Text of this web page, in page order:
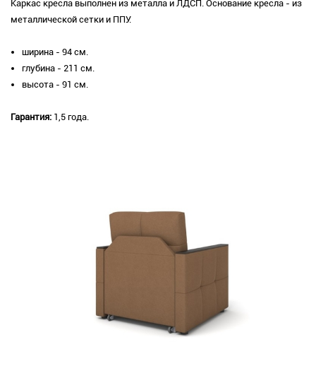
Каркас кресла выполнен из металла и ЛДСП. Основание кресла - из
металлической сетки и ППУ.
ширина - 94 см.
глубина - 211 см.
высота - 91 см.
Гарантия: 1,5 года.